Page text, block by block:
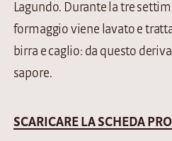
Lagundo. Durante la tre
formaggio viene lavato e
birra e caglio: da questo
sapore.
SCARICARE LA SCHEDA